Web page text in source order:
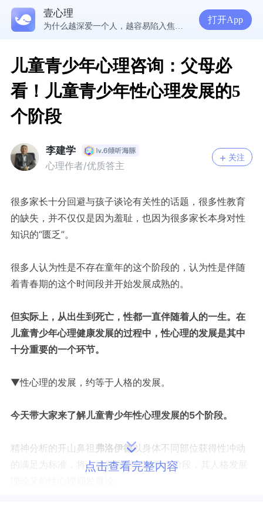
壹心理
5300万人在这里获得专业心理帮助
打开App
儿童青少年心理咨询：父母必
看！儿童青少年性心理发展的5
个阶段
李建学
心理作者/优质答主
关注
很多家长十分回避与孩子谈论有关性的话题，很多性教育
的缺失，并不仅仅是因为羞耻，也因为很多家长本身对性
知识的“匮乏”。
很多人认为性是不存在童年的这个阶段的，认为性是伴随
着青春期的这个时间段并开始发展成熟的。
但实际上，从出生到死亡，性都一直伴随着人的一生。在
儿童青少年心理健康发展的过程中，性心理的发展是其中
十分重要的一个环节。
▼性心理的发展，约等于人格的发展。
今天带大家来了解儿童青少年性心理发展的5个阶段。
精神分析的开山鼻祖 弗洛伊德以身体不同部位获得性冲动
的满足为标准，将人格发展划分为 5 个阶段，其人格发展
点击查看完整内容